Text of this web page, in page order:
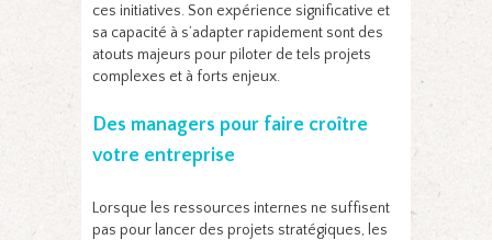
ces initiatives. Son expérience significative et
sa capacité à s’adapter rapidement sont des
atouts majeurs pour piloter de tels projets
complexes et à forts enjeux.
Des managers pour faire croître
votre entreprise
Lorsque les ressources internes ne suffisent
pas pour lancer des projets stratégiques, les